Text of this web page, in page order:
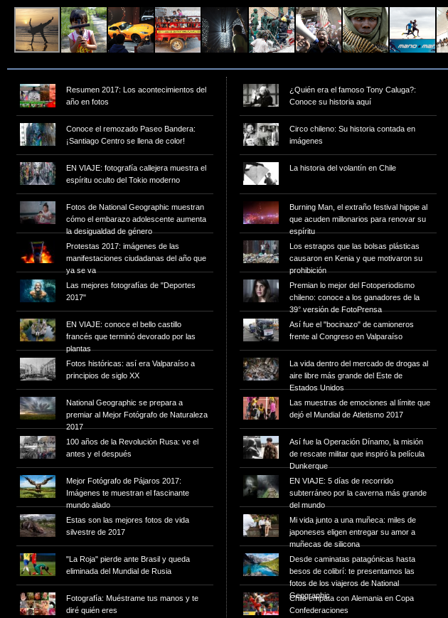
Resumen 2017: Los acontecimientos del
año en fotos
Conoce el remozado Paseo Bandera:
¡Santiago Centro se llena de color!
EN VIAJE: fotografía callejera muestra el
espíritu oculto del Tokio moderno
Fotos de National Geographic muestran
cómo el embarazo adolescente aumenta
la desigualdad de género
Protestas 2017: imágenes de las
manifestaciones ciudadanas del año que
ya se va
Las mejores fotografías de "Deportes
2017"
EN VIAJE: conoce el bello castillo
francés que terminó devorado por las
plantas
Fotos históricas: así era Valparaíso a
principios de siglo XX
National Geographic se prepara a
premiar al Mejor Fotógrafo de Naturaleza
2017
100 años de la Revolución Rusa: ve el
antes y el después
Mejor Fotógrafo de Pájaros 2017:
Imágenes te muestran el fascinante
mundo alado
Estas son las mejores fotos de vida
silvestre de 2017
"La Roja" pierde ante Brasil y queda
eliminada del Mundial de Rusia
Fotografía: Muéstrame tus manos y te
diré quién eres
¿Quién era el famoso Tony Caluga?:
Conoce su historia aquí
Circo chileno: Su historia contada en
imágenes
La historia del volantín en Chile
Burning Man, el extraño festival hippie al
que acuden millonarios para renovar su
espíritu
Los estragos que las bolsas plásticas
causaron en Kenia y que motivaron su
prohibición
Premian lo mejor del Fotoperiodismo
chileno: conoce a los ganadores de la
39° versión de FotoPrensa
Así fue el "bocinazo" de camioneros
frente al Congreso en Valparaíso
La vida dentro del mercado de drogas al
aire libre más grande del Este de
Estados Unidos
Las muestras de emociones al límite que
dejó el Mundial de Atletismo 2017
Así fue la Operación Dínamo, la misión
de rescate militar que inspiró la película
Dunkerque
EN VIAJE: 5 días de recorrido
subterráneo por la caverna más grande
del mundo
Mi vida junto a una muñeca: miles de
japoneses eligen entregar su amor a
muñecas de silicona
Desde caminatas patagónicas hasta
besos de colibrí: te presentamos las
fotos de los viajeros de National
Geographic
Chile empata con Alemania en Copa
Confederaciones